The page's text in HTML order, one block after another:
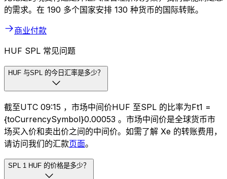
的需求。在 190 多个国家安排 130 种货币的国际转账。
商业付款
HUF SPL 常见问题
HUF 与SPL 的今日汇率是多少？
截至UTC 09:15 ，市场中间价HUF 至SPL 的比率为Ft1 =
{toCurrencySymbol}0.00053 。市场中间价是全球货币市
场买入价和卖出价之间的中间价。如需了解 Xe 的转账费用，
请访问我们的汇款页面。
SPL 1 HUF 的价格是多少？